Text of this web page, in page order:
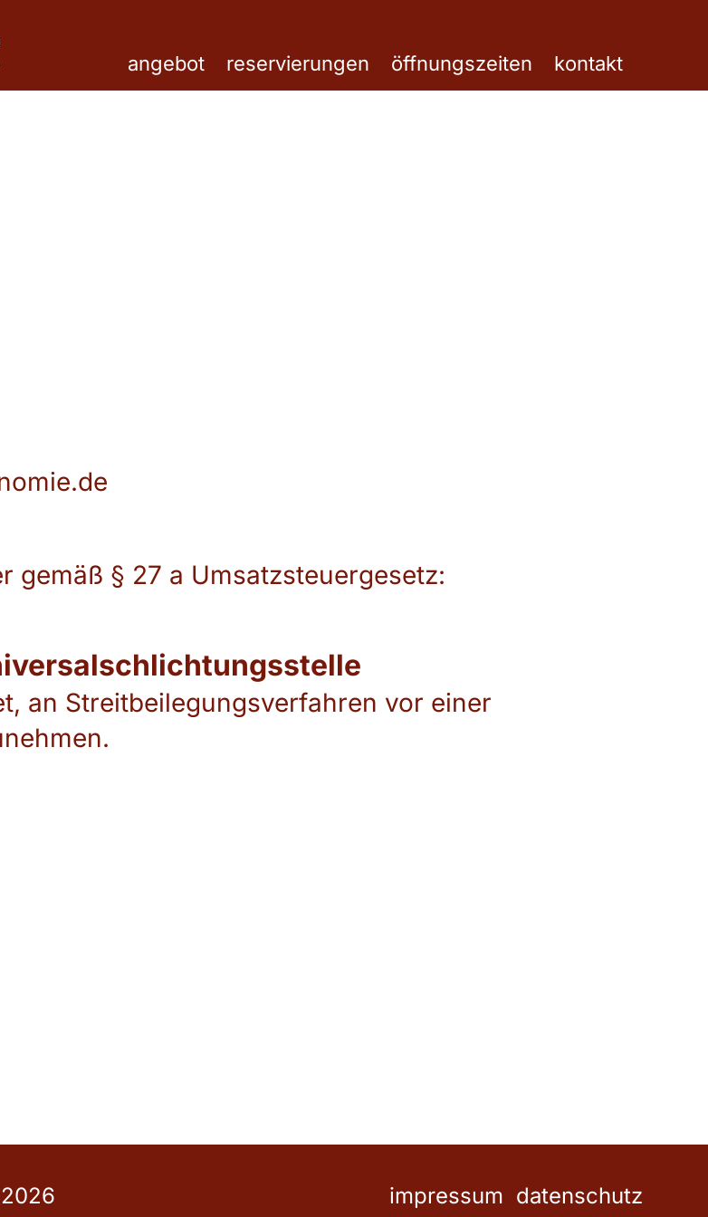
angebot reservierungen öffnungszeiten kontakt
§ 27 a Umsatzsteuergesetz:
an Streitbeilegungsverfahren vor einer
impressum datenschutz